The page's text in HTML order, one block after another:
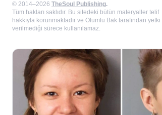
© 2014–2026 TheSoul Publishing.
Tüm hakları saklıdır. Bu sitedeki bütün materyaller telif
hakkıyla korunmaktadır ve Olumlu Bak tarafından yetki
verilmediği sürece kullanılamaz.